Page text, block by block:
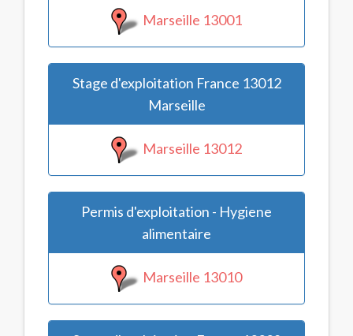
Marseille 13001
Stage d'exploitation France 13012
Marseille
Marseille 13012
Permis d'exploitation - Hygiene
alimentaire
Marseille 13010